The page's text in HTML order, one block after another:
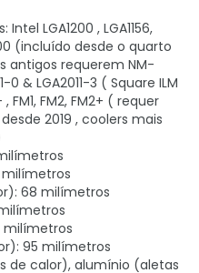
LGA1200 , LGA1156,
(incluído desde o quarto
antigos requerem NM-
0 & LGA2011-3 ( Square ILM
FM1, FM2, FM2+ ( requer
2019 , coolers mais
68 milímetros
milímetros
95 milímetros
de calor), alumínio (aletas